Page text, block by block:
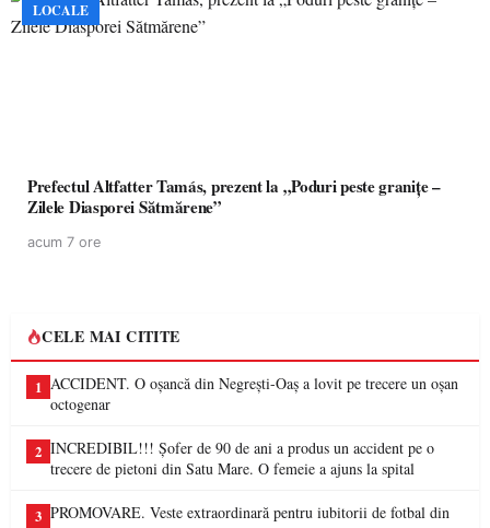
LOCALE
Prefectul Altfatter Tamás, prezent la „Poduri peste granițe –
Zilele Diasporei Sătmărene”
acum 7 ore
CELE MAI CITITE
1 ACCIDENT. O oșancă din Negrești-Oaș a lovit pe trecere un oșan
octogenar
2 INCREDIBIL!!! Șofer de 90 de ani a produs un accident pe o
trecere de pietoni din Satu Mare. O femeie a ajuns la spital
3 PROMOVARE. Veste extraordinară pentru iubitorii de fotbal din